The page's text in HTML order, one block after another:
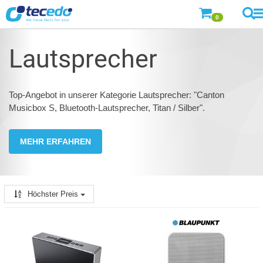
0
Lautsprecher
Top-Angebot in unserer Kategorie Lautsprecher: "Canton
Musicbox S, Bluetooth-Lautsprecher, Titan / Silber".
MEHR ERFAHREN
Höchster Preis